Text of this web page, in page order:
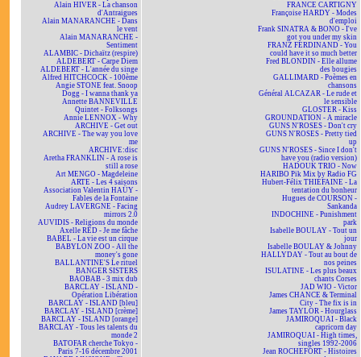
Alain HIVER - La chanson
d'Antraigues
Alain MANARANCHE - Dans
le vent
Alain MANARANCHE -
Sentiment
ALAMBIC - Dichaïtz (respire)
ALDEBERT - Carpe Diem
ALDEBERT - L'année du singe
Alfred HITCHCOCK - 100ème
Angie STONE feat. Snoop
Dogg - I wanna thank ya
Annette BANNEVILLE
Quintet - Folksongs
Annie LENNOX - Why
ARCHIVE - Get out
ARCHIVE - The way you love
me
ARCHIVE:disc
Aretha FRANKLIN - A rose is
still a rose
Art MENGO - Magdeleine
ARTE - Les 4 saisons
Association Valentin HAÜY -
Fables de la Fontaine
Audrey LAVERGNE - Facing
mirrors 2.0
AUVIDIS - Religions du monde
Axelle RED - Je me fâche
BABEL - La vie est un cirque
BABYLON ZOO - All the
money's gone
BALLANTINE'S Le rituel
BANGER SISTERS
BAOBAB - 3 mix dub
BARCLAY - ISLAND -
Opération Libération
BARCLAY - ISLAND [bleu]
BARCLAY - ISLAND [crème]
BARCLAY - ISLAND [orange]
BARCLAY - Tous les talents du
monde 2
BATOFAR cherche Tokyo -
Paris 7-16 décembre 2001
FRANCE CARTIGNY
Françoise HARDY - Modes
d'emploi
Frank SINATRA & BONO - I've
got you under my skin
FRANZ FERDINAND - You
could have it so much better
Fred BLONDIN - Elle allume
des bougies
GALLIMARD - Poèmes en
chansons
Général ALCAZAR - Le rude et
le sensible
GLOSTER - Kiss
GROUNDATION - A miracle
GUNS N'ROSES - Don't cry
GUNS N'ROSES - Pretty tied
up
GUNS N'ROSES - Since I don't
have you (radio version)
HADOUK TRIO - Now
HARIBO Pik Mix by Radio FG
Hubert-Félix THIÉFAINE - La
tentation du bonheur
Hugues de COURSON -
Sankanda
INDOCHINE - Punishment
park
Isabelle BOULAY - Tout un
jour
Isabelle BOULAY & Johnny
HALLYDAY - Tout au bout de
nos peines
ISULATINE - Les plus beaux
chants Corses
JAD WIO - Victor
James CHANCE & Terminal
City - The fix is in
James TAYLOR - Hourglass
JAMIROQUAI - Black
capricorn day
JAMIROQUAI - High times,
singles 1992-2006
Jean ROCHEFORT - Histoires